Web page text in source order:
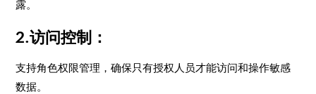
露。
2.访问控制 ：
支持角色权限管理，确保只有授权人员才能访问和操作敏感
数据。